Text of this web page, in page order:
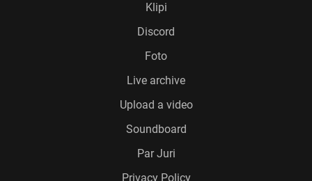
Klipi
Discord
Foto
Live archive
Upload a video
Soundboard
Par Juri
Privacy Policy